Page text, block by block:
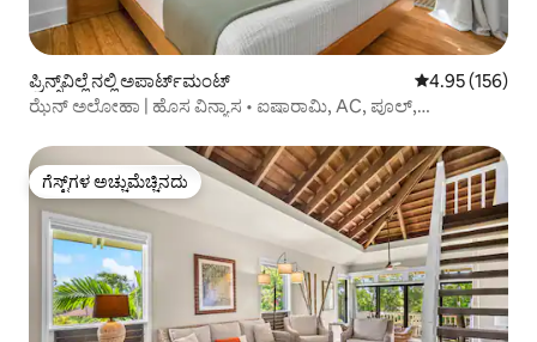
ಪ್ರಿನ್ಸ್‌ವಿಲ್ಲೆ ನಲ್ಲಿ ಅಪಾರ್ಟ್‌ಮಂಟ್ 5 ರಲ್ಲಿ 4.95
4.95 (156)
ಝೆನ್ ಅಲೋಹಾ | ಹೊಸ ವಿನ್ಯಾಸ • ಐಷಾರಾಮಿ, AC, ಪೂಲ್,
ಗೆಸ್ಟ್‌ಗಳ ಅಚ್ಚುಮೆಚ್ಚಿನದು
ಗೆಸ್ಟ್‌ಗಳ ಅಚ್ಚುಮೆಚ್ಚಿನದು